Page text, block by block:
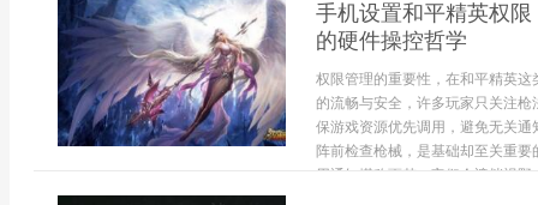
手机设置和平精英权
的硬件操控哲学
权限管理的重要性，在和平精英
的流畅与安全，许多玩家只关注
保游戏资源优先调用，避免无关
阵前检查枪械，是基础却至关重
用通知堪称噩梦，它们会遮挡视野